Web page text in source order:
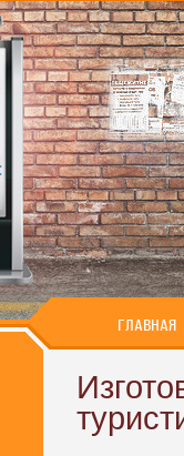
ГЛАВНАЯ